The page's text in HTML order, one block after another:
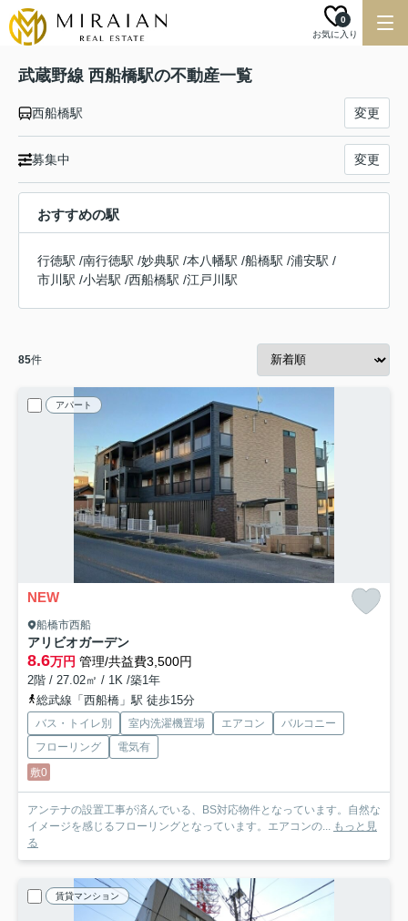
お気に入り
0
武蔵野線 西船橋駅の不動産一覧
西船橋駅 変更
募集中 変更
おすすめの駅
行徳駅 /南行徳駅 /妙典駅 /本八幡駅 /船橋駅 /浦安駅 /
市川駅 /小岩駅 /西船橋駅 /江戸川駅
85件
アパート
NEW
船橋市西船
アリビオガーデン
8.6万円 管理/共益費3,500円
2階 / 27.02㎡ / 1K /築1年
総武線「西船橋」駅 徒歩15分
バス・トイレ別 室内洗濯機置場 エアコン
バルコニー
フローリング
電気有
敷0
アンテナの設置工事が済んでいる、BS対応物件となっています。自然な
イメージを感じるフローリングとなっています。エアコンの... もっと見
る
賃貸マンション